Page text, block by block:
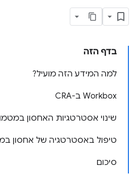
בדף הזה
למה המידע הזה מועיל?
Workbox ב-CRA
שינוי אסטרטגיות האחסון
טיפול באסטרטגיה של אחסון
סיכום